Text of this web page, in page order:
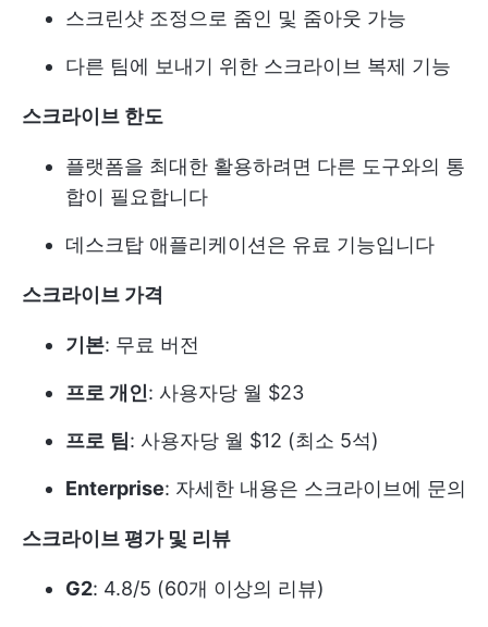
스크린샷 조정으로 줌인 및 줌아웃 가능
다른 팀에 보내기 위한 스크라이브 복제 기능
스크라이브 한도
플랫폼을 최대한 활용하려면 다른 도구와의 통
합이 필요합니다
데스크탑 애플리케이션은 유료 기능입니다
스크라이브 가격
기본: 무료 버전
프로 개인: 사용자당 월 $23
프로 팀: 사용자당 월 $12 (최소 5석)
Enterprise: 자세한 내용은 스크라이브에 문의
스크라이브 평가 및 리뷰
G2: 4.8/5 (60개 이상의 리뷰)